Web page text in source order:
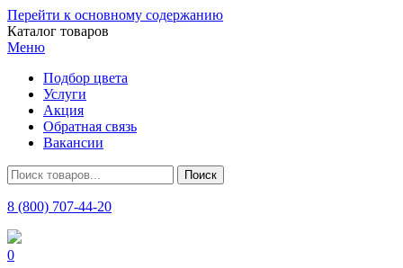
Перейти к основному содержанию
Каталог товаров
Меню
Подбор цвета
Услуги
Акция
Обратная связь
Вакансии
8 (800) 707-44-20
0